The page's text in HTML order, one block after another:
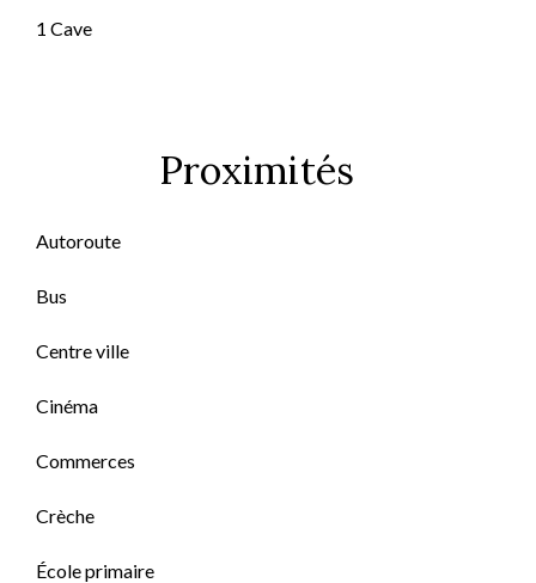
1 Cave
Proximités
Autoroute
Bus
Centre ville
Cinéma
Commerces
Crèche
École primaire